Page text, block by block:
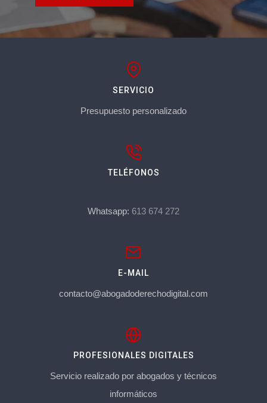
SERVICIO
Presupuesto personalizado
TELÉFONOS
Whatsapp: 613 674 272
E-MAIL
contacto@abogadoderechodigital.com
PROFESIONALES DIGITALES
Servicio realizado por abogados y técnicos
informáticos